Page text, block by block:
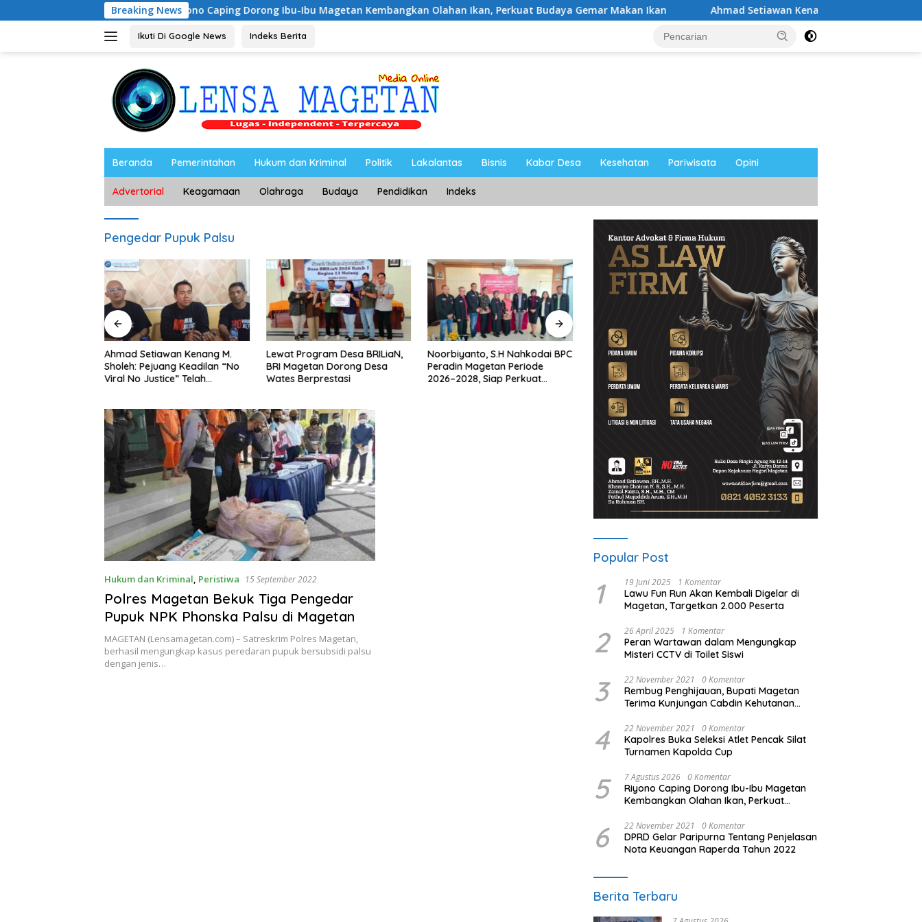
ke
Breaking News
Riyono Caping Dorong Ibu-Ibu Magetan Kembangkan Olahan Ikan, Perkuat Budaya Gemar Makan Ikan Ahmad Setiawan Kenang M. Sholeh: Pejuang Keadilan “No
Ikuti Di Google News Indeks Berita
Beranda Pemerintahan Hukum dan Kriminal Politik Lakalantas Bisnis Kabar Desa Kesehatan Pariwisata Opini
Advertorial Keagamaan Olahraga Budaya Pendidikan Indeks
Pengedar Pupuk Palsu
Ahmad Setiawan Kenang M.
Sholeh: Pejuang Keadilan “No
Viral No Justice” Telah
Lewat Program Desa BRILiaN,
BRI Magetan Dorong Desa
Wates Berprestasi
Noorbiyanto, S.H Nahkodai BPC
Peradin Magetan Periode
2026–2028, Siap Perkuat
UNESA Gelar ICAPSTURE 2026
di Magetan, Dorong Inovasi
untuk Masa Depan
Berkelanjutan
Ketua PWI Magetan: OKK
Penting untuk Mencetak
Wartawan Profesional,
Berintegritas dan Terpercaya
Hukum dan Kriminal, Peristiwa 15 September 2022
Polres Magetan Bekuk Tiga Pengedar
Pupuk NPK Phonska Palsu di Magetan
MAGETAN (Lensamagetan.com) – Satreskrim Polres Magetan,
berhasil mengungkap kasus peredaran pupuk bersubsidi palsu
dengan jenis…
Popular Post
1 19 Juni 2025 1 Komentar
Lawu Fun Run Akan Kembali Digelar di
Magetan, Targetkan 2.000 Peserta
2 26 April 2025 1 Komentar
Peran Wartawan dalam Mengungkap
Misteri CCTV di Toilet Siswi
3 22 November 2021 0 Komentar
Rembug Penghijauan, Bupati Magetan
Terima Kunjungan Cabdin Kehutanan
4 22 November 2021 0 Komentar
Kapolres Buka Seleksi Atlet Pencak Silat
Turnamen Kapolda Cup
5 7 Agustus 2026 0 Komentar
Riyono Caping Dorong Ibu-Ibu Magetan
Kembangkan Olahan Ikan, Perkuat
6 22 November 2021 0 Komentar
DPRD Gelar Paripurna Tentang Penjelasan
Nota Keuangan Raperda Tahun 2022
Berita Terbaru